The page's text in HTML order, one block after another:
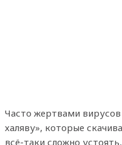
Часто жертвами
халяву», которые
всё-таки сложно